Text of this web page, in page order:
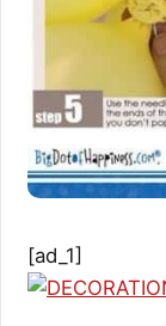
[ad_1]